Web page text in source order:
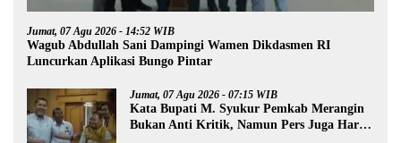
Jumat, 07 Agu 2026 - 14:52 WIB
Wagub Abdullah Sani Dampingi Wamen Dikdasmen RI
Luncurkan Aplikasi Bungo Pintar
Jumat, 07 Agu 2026 - 07:15 WIB
Kata Bupati M. Syukur Pemkab Merangin
Bukan Anti Kritik, Namun Pers Juga Harus